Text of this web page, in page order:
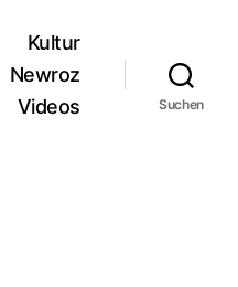
Kultur
Newroz
Videos Suchen